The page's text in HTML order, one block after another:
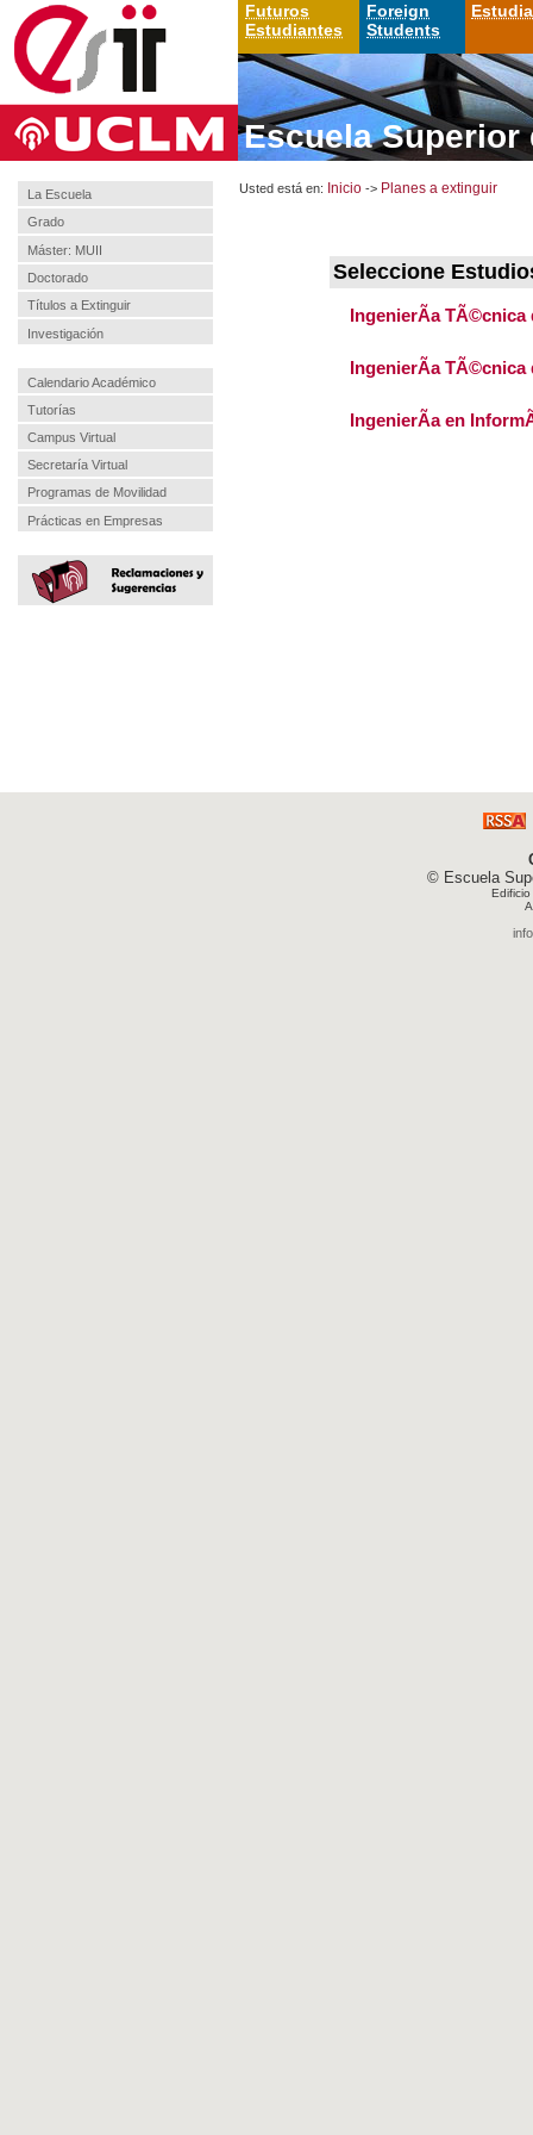
Futuros
Estudiantes
Foreign
Students
Escuela Superior
La Escuela
Grado
Máster: MUII
Doctorado
Títulos a Extinguir
Investigación
Calendario Académico
Tutorías
Campus Virtual
Secretaría Virtual
Programas de Movilidad
Prácticas en Empresas
Usted está en: Inicio -> Planes a extinguir
Seleccione
IngenierÃ­a TÃ©cnica
IngenierÃ­a TÃ©cnica
IngenierÃ­a en
© Escuela